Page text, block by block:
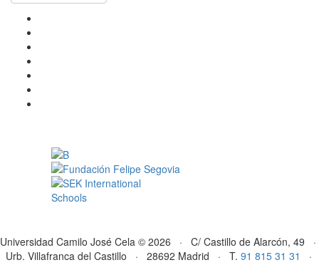
Universidad Camilo José Cela © 2026 · C/ Castillo de Alarcón, 49 ·
Urb. Villafranca del Castillo · 28692 Madrid · T. 91 815 31 31
·